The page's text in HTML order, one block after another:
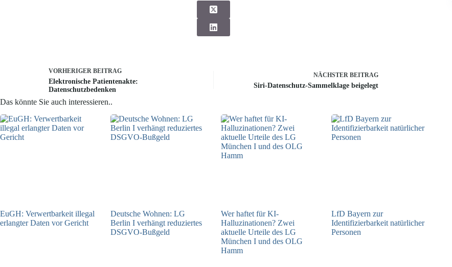
VORHERIGER BEITRAG
Elektronische Patientenakte:
Datenschutzbedenken
NÄCHSTER BEITRAG
Siri-Datenschutz-Sammelklage beigelegt
Das könnte Sie auch interessieren..
EuGH: Verwertbarkeit illegal
erlangter Daten vor Gericht
Deutsche Wohnen: LG
Berlin I verhängt reduziertes
DSGVO-Bußgeld
Wer haftet für KI-
Halluzinationen? Zwei
aktuelle Urteile des LG
München I und des OLG
Hamm
LfD Bayern zur
Identifizierbarkeit natürlicher
Personen